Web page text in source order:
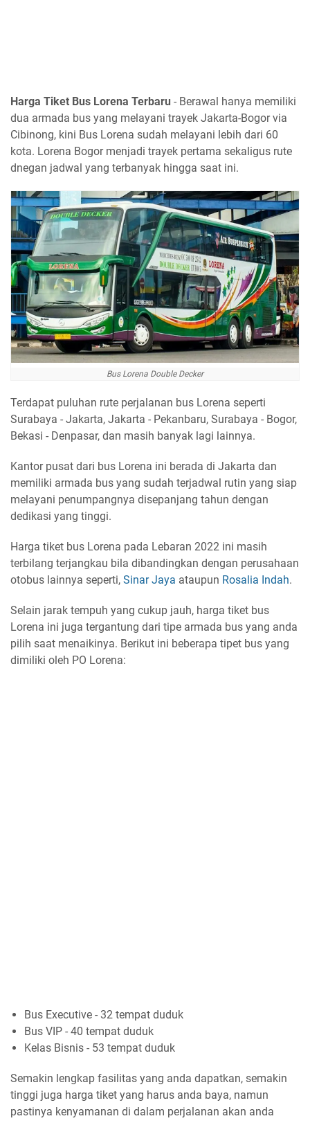
Harga Tiket Bus Lorena Terbaru - Berawal hanya memiliki
dua armada bus yang melayani trayek Jakarta-Bogor via
Cibinong, kini Bus Lorena sudah melayani lebih dari 60
kota. Lorena Bogor menjadi trayek pertama sekaligus rute
dnegan jadwal yang terbanyak hingga saat ini.
Bus Lorena Double Decker
Terdapat puluhan rute perjalanan bus Lorena seperti
Surabaya - Jakarta, Jakarta - Pekanbaru, Surabaya - Bogor,
Bekasi - Denpasar, dan masih banyak lagi lainnya.
Kantor pusat dari bus Lorena ini berada di Jakarta dan
memiliki armada bus yang sudah terjadwal rutin yang siap
melayani penumpangnya disepanjang tahun dengan
dedikasi yang tinggi.
Harga tiket bus Lorena pada Lebaran 2022 ini masih
terbilang terjangkau bila dibandingkan dengan perusahaan
otobus lainnya seperti, Sinar Jaya ataupun Rosalia Indah.
Selain jarak tempuh yang cukup jauh, harga tiket bus
Lorena ini juga tergantung dari tipe armada bus yang anda
pilih saat menaikinya. Berikut ini beberapa tipet bus yang
dimiliki oleh PO Lorena:
Bus Executive - 32 tempat duduk
Bus VIP - 40 tempat duduk
Kelas Bisnis - 53 tempat duduk
Semakin lengkap fasilitas yang anda dapatkan, semakin
tinggi juga harga tiket yang harus anda baya, namun
pastinya kenyamanan di dalam perjalanan akan anda